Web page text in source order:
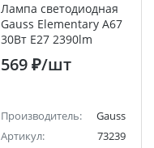
Лампа светодиодная
Gauss Elementary A67
30Вт E27 2390lm
6500K
569 ₽/шт
Производитель:
Gauss
Артикул:
73239